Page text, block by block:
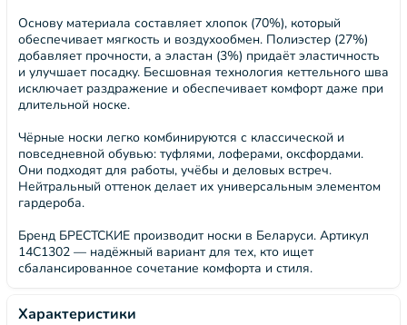
Основу материала составляет хлопок (70%), который
обеспечивает мягкость и воздухообмен. Полиэстер (27%)
добавляет прочности, а эластан (3%) придаёт эластичность
и улучшает посадку. Бесшовная технология кеттельного шва
исключает раздражение и обеспечивает комфорт даже при
длительной носке.
Чёрные носки легко комбинируются с классической и
повседневной обувью: туфлями, лоферами, оксфордами.
Они подходят для работы, учёбы и деловых встреч.
Нейтральный оттенок делает их универсальным элементом
гардероба.
Бренд БРЕСТСКИЕ производит носки в Беларуси. Артикул
14С1302 — надёжный вариант для тех, кто ищет
сбалансированное сочетание комфорта и стиля.
Характеристики